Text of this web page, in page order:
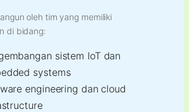
oleh tim yang memiliki
di bidang:
sistem IoT dan
systems
engineering dan cloud